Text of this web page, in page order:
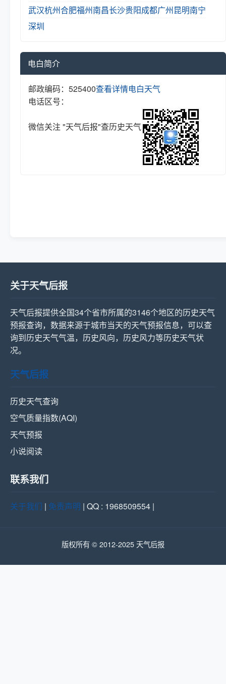
武汉杭州合肥福州南昌长沙贵阳成都广州昆明南宁
深圳
电白简介
邮政编码：525400
电话区号：
查看详情电白天气
微信关注 "天气后报"查历史天气
关于天气后报
天气后报提供全国34个省市所属的3146个地区的历史天气
预报查询，数据来源于城市当天的天气预报信息，可以查
询到历史天气气温，历史风向，历史风力等历史天气状
况。
天气后报
历史天气查询
空气质量指数(AQI)
天气预报
小说阅读
联系我们
关于我们 | 免责声明 | QQ : 1968509554 |
版权所有 © 2012-2025 天气后报